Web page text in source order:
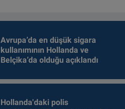
Avrupa’da en düşük sigara
kullanımının Hollanda ve
Belçika’da olduğu açıklandı
Hollanda'daki polis